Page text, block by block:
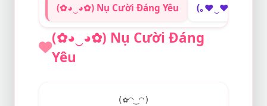
(✿◕‿◕✿) Nụ Cười Đáng Yêu (｡♥‿♥｡) Trái
(✿◕‿◕✿) Nụ Cười Đáng
Yêu
(✿◠‿◠)